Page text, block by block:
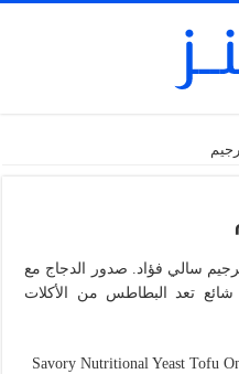
للرجيم 12 وجبات للرجيم سالي فؤاد. صدور الدجاج مع
تعد البطاطس من الأكلات